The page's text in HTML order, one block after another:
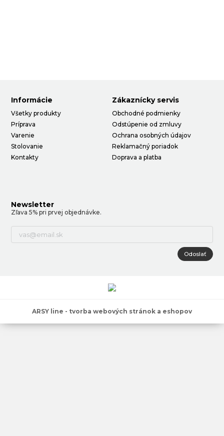
Informácie
Všetky produkty
Príprava
Varenie
Stolovanie
Kontakty
Zákaznícky servis
Obchodné podmienky
Odstúpenie od zmluvy
Ochrana osobných údajov
Reklamačný poriadok
Doprava a platba
Newsletter
Zľava 5% pri prvej objednávke.
Odoslať
ARSY line - tvorba webových stránok a eshopov